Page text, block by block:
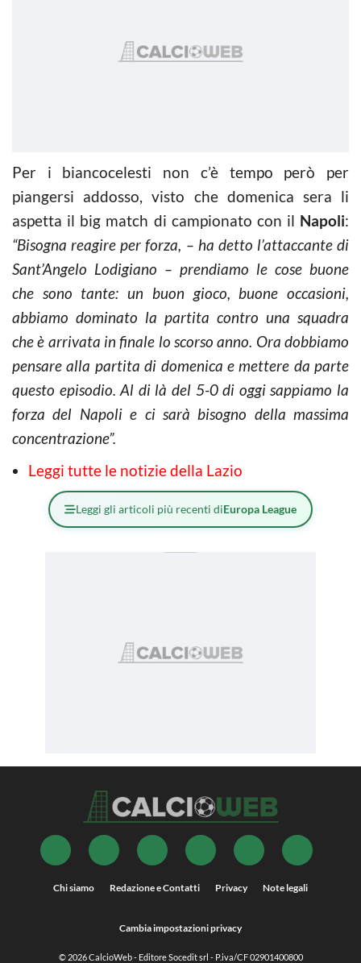
Per i biancocelesti non c’è tempo però per
piangersi addosso, visto che domenica sera li
aspetta il big match di campionato con il Napoli:
“Bisogna reagire per forza, – ha detto l’attaccante di
Sant’Angelo Lodigiano – prendiamo le cose buone
che sono tante: un buon gioco, buone occasioni,
abbiamo dominato la partita contro una squadra
che è arrivata in finale lo scorso anno. Ora dobbiamo
pensare alla partita di domenica e mettere da parte
questo episodio. Al di là del 5-0 di oggi sappiamo la
forza del Napoli e ci sarà bisogno della massima
concentrazione”.
Leggi tutte le notizie della Lazio
Leggi gli articoli più recenti diEuropa League
Chi siamo Redazione e Contatti Privacy Note legali
Cambia impostazioni privacy
© 2026CalcioWeb- Editore Socedit srl - P.iva/CF 02901400800